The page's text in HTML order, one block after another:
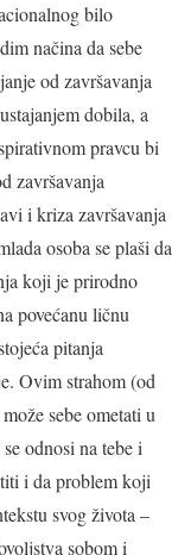
bilo
načina da sebe
od završavanja
dobila, a
pravcu bi
završavanja
i kriza završavanja
osoba se plaši da
koji je prirodno
povećanu ličnu
pitanja
Ovim strahom (od
sebe ometati u
odnosi na tebe i
i da problem koji
svog života –
sobom i